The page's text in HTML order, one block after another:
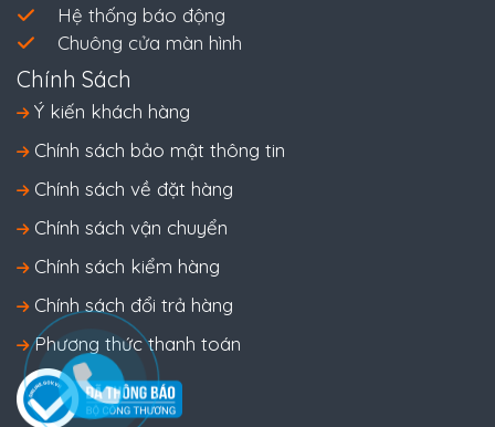
Hệ thống báo động
Chuông cửa màn hình
Chính Sách
Ý kiến khách hàng
Chính sách bảo mật thông tin
Chính sách về đặt hàng
Chính sách vận chuyển
Chính sách kiểm hàng
Chính sách đổi trả hàng
Phương thức thanh toán